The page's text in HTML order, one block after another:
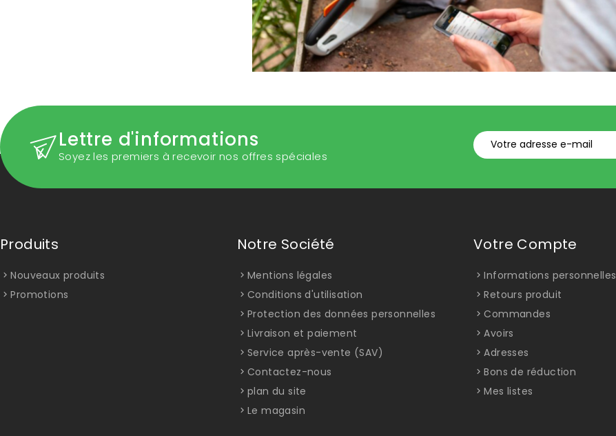
Lettre d'informations
Soyez les premiers à recevoir nos offres spéciales
Produits
Nouveaux produits
Promotions
Notre Société
Mentions légales
Conditions d'utilisation
Protection des données personnelles
Livraison et paiement
Service après-vente (SAV)
Contactez-nous
plan du site
Le magasin
Votre Compte
Informations personnelles
Retours produit
Commandes
Avoirs
Adresses
Bons de réduction
Mes listes